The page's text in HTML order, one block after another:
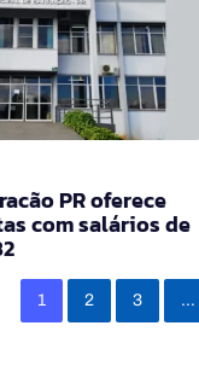
PR oferece
com salários de
1 2 3 …